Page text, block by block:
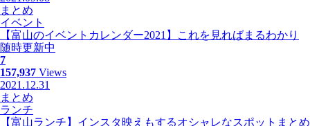
まとめ
イベント
【富山のイベントカレンダー2021】これを見ればまるわかり
随時更新中
7
157,937 Views
2021.12.31
まとめ
ランチ
【富山ランチ】インスタ映えもするオシャレなスポットまとめ